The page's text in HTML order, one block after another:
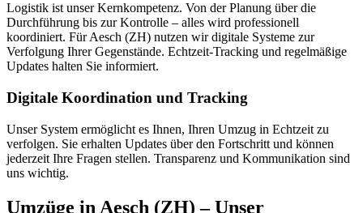
Logistik ist unser Kernkompetenz. Von der Planung über die
Durchführung bis zur Kontrolle – alles wird professionell
koordiniert. Für Aesch (ZH) nutzen wir digitale Systeme zur
Verfolgung Ihrer Gegenstände. Echtzeit-Tracking und regelmäßige
Updates halten Sie informiert.
Digitale Koordination und Tracking
Unser System ermöglicht es Ihnen, Ihren Umzug in Echtzeit zu
verfolgen. Sie erhalten Updates über den Fortschritt und können
jederzeit Ihre Fragen stellen. Transparenz und Kommunikation sind
uns wichtig.
Umzüge in Aesch (ZH) – Unser